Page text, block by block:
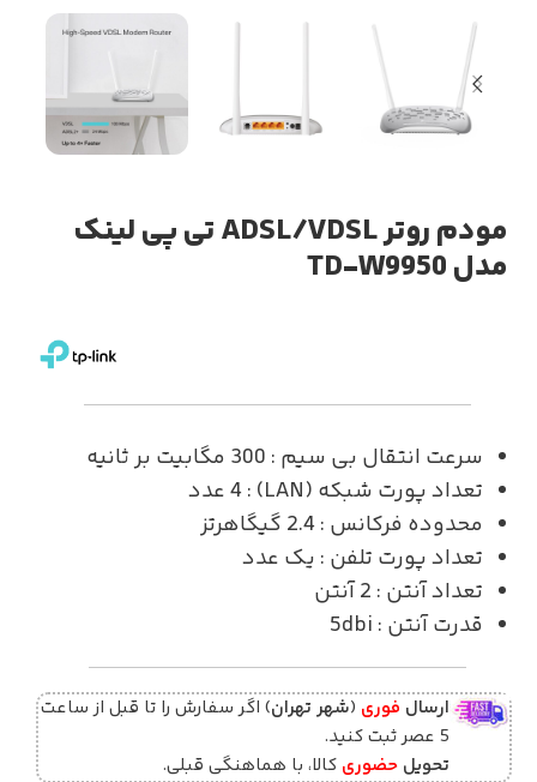
مودم روتر ADSL/VDSL تی پی لینک
مدل TD-W9950
سرعت انتقال بی سیم : 300 مگابیت بر ثانیه
تعداد پورت شبکه (LAN)
: 4 عدد
محدوده فرکانس : 2.4 گیگاهرتز
تعداد پورت تلفن : یک عدد
تعداد آنتن : 2 آنتن
قدرت آنتن : 5dbi
ارسال فوری (شهر تهران) اگر سفارش را تا قبل از ساعت
5 عصر ثبت کنید.
تحویل حضوری کالا، با هماهنگی قبلی.